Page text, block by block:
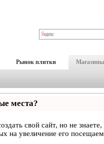
Рынок плитки
места?
свой сайт, но не
на увеличение его